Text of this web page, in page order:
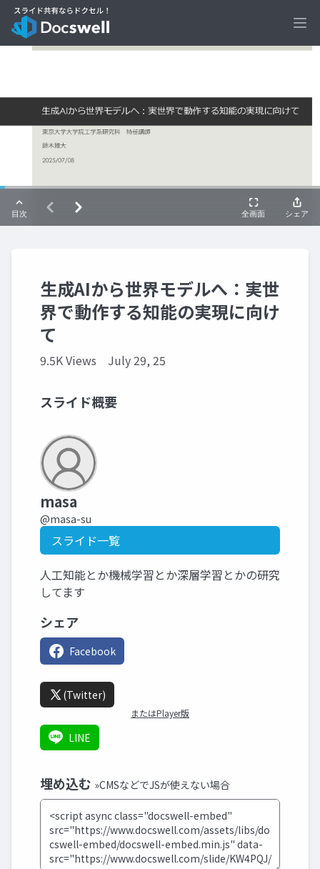
生成AIから世界モデルへ：実世
界で動作する知能の実現に向け
て
9.5K Views July 29, 25
スライド概要
masa
@masa-su
スライド一覧
人工知能とか機械学習とか深層学習とかの研究
してます
シェア
Facebook
(Twitter)
またはPlayer版
LINE
埋め込む »CMSなどでJSが使えない場合